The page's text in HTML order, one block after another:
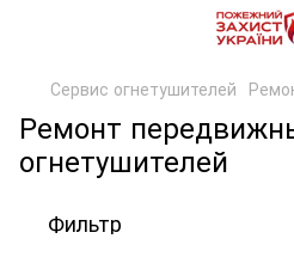
Сервис огнетушителей
Ремонт
огнетушителей
Фильтр